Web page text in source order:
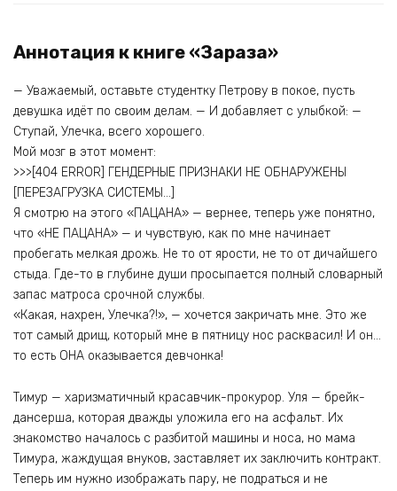
Аннотация к книге «Зараза»
— Уважаемый, оставьте студентку Петрову в покое, пусть
девушка идёт по своим делам. — И добавляет с улыбкой: —
Ступай, Улечка, всего хорошего.
Мой мозг в этот момент:
>>>[404 ERROR] ГЕНДЕРНЫЕ ПРИЗНАКИ НЕ ОБНАРУЖЕНЫ
[ПЕРЕЗАГРУЗКА СИСТЕМЫ…]
Я смотрю на этого «ПАЦАНА» — вернее, теперь уже понятно,
что «НЕ ПАЦАНА» — и чувствую, как по мне начинает
пробегать мелкая дрожь. Не то от ярости, не то от дичайшего
стыда. Где-то в глубине души просыпается полный словарный
запас матроса срочной службы.
«Какая, нахрен, Улечка?!», — хочется закричать мне. Это же
тот самый дрищ, который мне в пятницу нос расквасил! И он…
то есть ОНА оказывается девчонка!
Тимур — харизматичный красавчик-прокурор. Уля — брейк-
дансерша, которая дважды уложила его на асфальт. Их
знакомство началось с разбитой машины и носа, но мама
Тимура, жаждущая внуков, заставляет их заключить контракт.
Теперь им нужно изображать пару, не подраться и не